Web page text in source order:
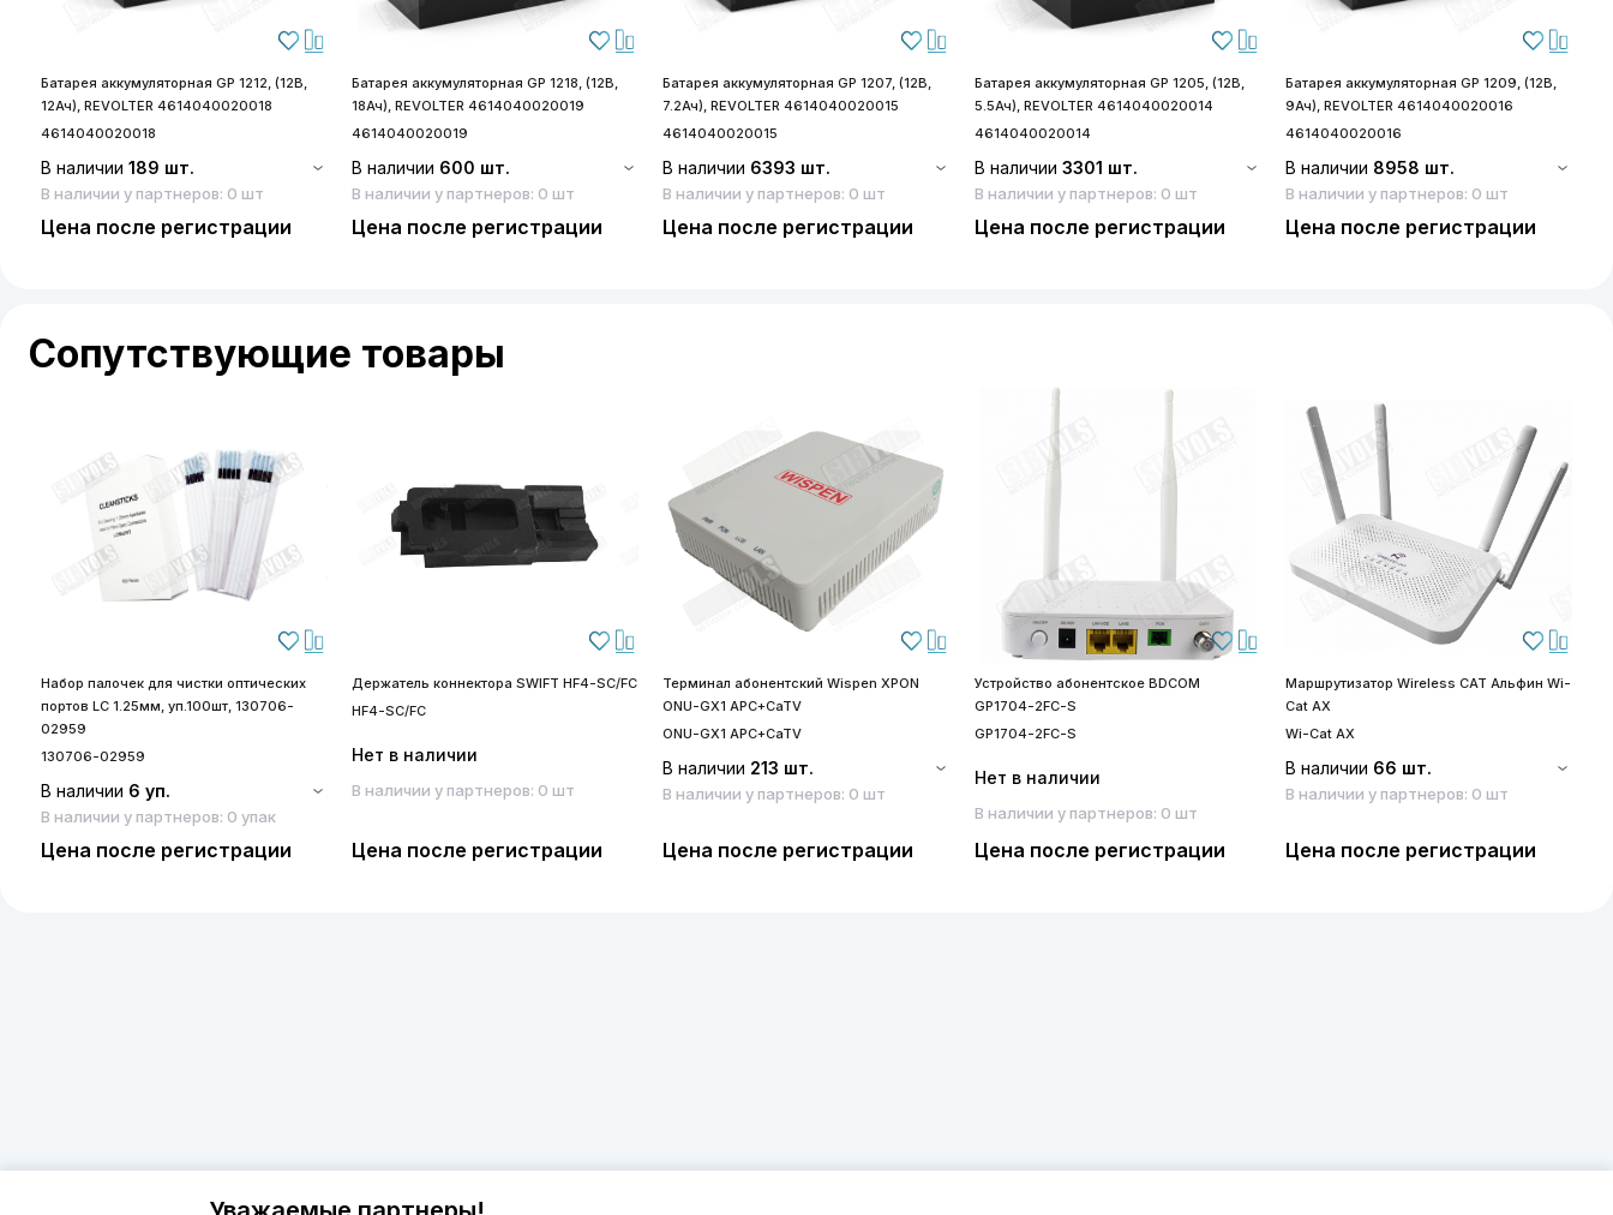
Батарея аккумуляторная GP 1212, (12В,
12Ач), REVOLTER 4614040020018
4614040020018
В наличии 189 шт.
В наличии у партнеров: 0 шт
Цена после регистрации
Батарея аккумуляторная GP 1218, (12В,
18Ач), REVOLTER 4614040020019
4614040020019
В наличии 600 шт.
В наличии у партнеров: 0 шт
Цена после регистрации
Батарея аккумуляторная GP 1207, (12В,
7.2Ач), REVOLTER 4614040020015
4614040020015
В наличии 6393 шт.
В наличии у партнеров: 0 шт
Цена после регистрации
Батарея аккумуляторная GP 1205, (12В,
5.5Ач), REVOLTER 4614040020014
4614040020014
В наличии 3301 шт.
В наличии у партнеров: 0 шт
Цена после регистрации
Батарея аккумуляторная GP 1209, (12В,
9Ач), REVOLTER 4614040020016
4614040020016
В наличии 8958 шт.
В наличии у партнеров: 0 шт
Цена после регистрации
Сопутствующие товары
Набор палочек для чистки оптических
портов LC 1.25мм, уп.100шт, 130706-
02959
130706-02959
В наличии 6 уп.
В наличии у партнеров: 0 упак
Цена после регистрации
Держатель коннектора SWIFT HF4-SC/FC
HF4-SC/FC
Нет в наличии
В наличии у партнеров: 0 шт
Цена после регистрации
Терминал абонентский Wispen XPON
ONU-GX1 APC+CaTV
ONU-GX1 APC+CaTV
В наличии 213 шт.
В наличии у партнеров: 0 шт
Цена после регистрации
Устройство абонентское BDCOM
GP1704-2FC-S
GP1704-2FC-S
Нет в наличии
В наличии у партнеров: 0 шт
Цена после регистрации
Маршрутизатор Wireless CAT Альфин Wi-
Cat AX
Wi-Cat AX
В наличии 66 шт.
В наличии у партнеров: 0 шт
Цена после регистрации